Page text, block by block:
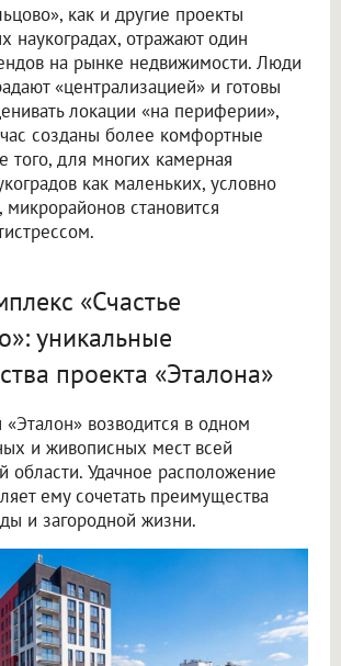
как и другие проекты
наукоградах, отражают один
на рынке недвижимости. Люди
«централизацией» и готовы
локации «на периферии»,
созданы более комфортные
того, для многих камерная
как маленьких, условно
становится
«Счастье
уникальные
проекта «Эталона»
«Эталон» возводится в одном
и живописных мест всей
области. Удачное расположение
ему сочетать преимущества
и загородной жизни.